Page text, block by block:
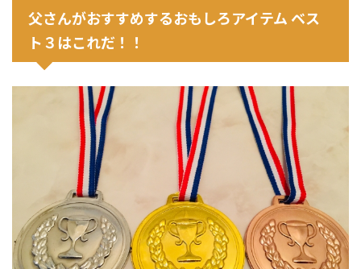
父さんがおすすめするおもしろアイテム ベス
ト３はこれだ！！